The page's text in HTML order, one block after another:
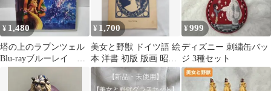
¥ 1,480
塔の上のラプンツェル
Blu-rayブルーレイ デ
オジブリ
¥ 1,700
美女と野獣 ドイツ語 絵
本 洋書 初版 版画 昭和
レトロ アンティーク 古
書
¥999
ディズニー 刺繍缶バッ
ジ 3種セット